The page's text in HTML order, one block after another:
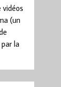
vidéos
(un
la